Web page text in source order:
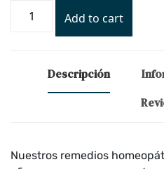
Add to cart
Descripción
Nuestros remedios